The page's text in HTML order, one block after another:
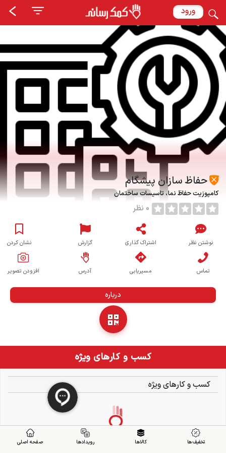
ورود
حفاظ سازان پیشگام
کامپوزیت حفاظ نما تاسیسات ساختمان
0 نظر
نوشتن نظر اشتراک گذاری گزارش نشان کردن
تماس مسیریابی آدرس افزودن تصویر
درباره
کسب و کارهای ویژه
کسب و کارهای ویژه
تخفیف ها کالاها رویدادها صفحه اصلی